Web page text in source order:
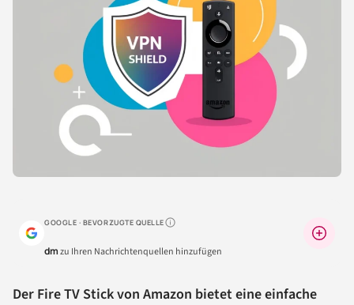
GOOGLE · BEVORZUGTE QUELLEWarum lohnt sich das?
dmzu Ihren Nachrichtenquellen hinzufügen
Der Fire TV Stick von Amazon bietet eine einfache